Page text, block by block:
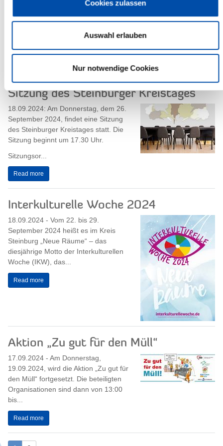
Cookies zulassen
Auswahl erlauben
Nur notwendige Cookies
20.09.2024: Mit dem Kreis Steinburg
DigitalHub-Netzwerk angeschlossen.
Am 12. September 2024
Sitzung des Steinburger Kreistages
18.09.2024: Am Donnerstag, dem 26.
September 2024, findet eine Sitzung
des Steinburger Kreistages statt. Die
Sitzung beginnt um 17.30 Uhr.
Sitzungsor...
Read more
Interkulturelle Woche 2024
18.09.2024 - Vom 22. bis 29.
September 2024 heißt es im Kreis
Steinburg „Neue Räume“ – das
diesjährige Motto der Interkulturellen
Woche (IKW), das...
Read more
Aktion „Zu gut für den Müll“
17.09.2024 - Am Donnerstag,
19.09.2024, wird die Aktion „Zu gut für
den Müll“ fortgesetzt. Die beteiligten
Organisationen sind dann von 13:00
bis...
Read more